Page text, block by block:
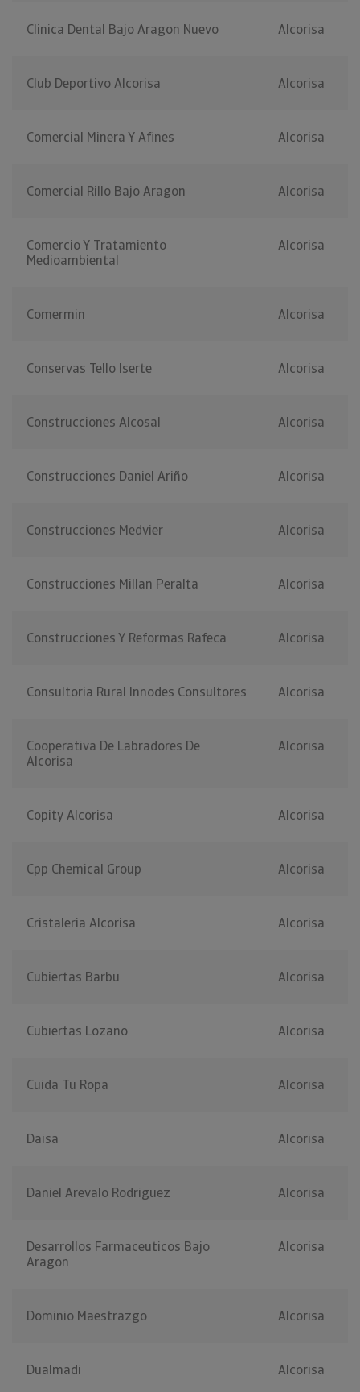
Clinica Dental Bajo Aragon Nuevo Alcorisa
Club Deportivo Alcorisa Alcorisa
Comercial Minera Y Afines Alcorisa
Comercial Rillo Bajo Aragon Alcorisa
Comercio Y Tratamiento
Medioambiental
Alcorisa
Comermin Alcorisa
Conservas Tello Iserte Alcorisa
Construcciones Alcosal Alcorisa
Construcciones Daniel Ariño Alcorisa
Construcciones Medvier Alcorisa
Construcciones Millan Peralta Alcorisa
Construcciones Y Reformas Rafeca Alcorisa
Consultoria Rural Innodes Consultores Alcorisa
Cooperativa De Labradores De
Alcorisa
Alcorisa
Copity Alcorisa Alcorisa
Cpp Chemical Group Alcorisa
Cristaleria Alcorisa Alcorisa
Cubiertas Barbu Alcorisa
Cubiertas Lozano Alcorisa
Cuida Tu Ropa Alcorisa
Daisa Alcorisa
Daniel Arevalo Rodriguez Alcorisa
Desarrollos Farmaceuticos Bajo
Aragon
Alcorisa
Dominio Maestrazgo Alcorisa
Dualmadi Alcorisa